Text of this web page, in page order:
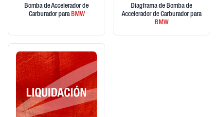
Bomba de Accelerador de
Carburador paraBMW
Diagframa de Bomba de
Accelerador de Carburador para
BMW